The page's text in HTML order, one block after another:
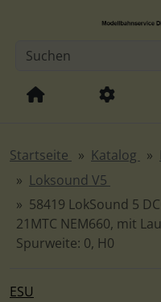
Startseite Katalog
Loksound V5
58419 LokSound 5
21MTC NEM660, mit
Spurweite: 0, H0
ESU